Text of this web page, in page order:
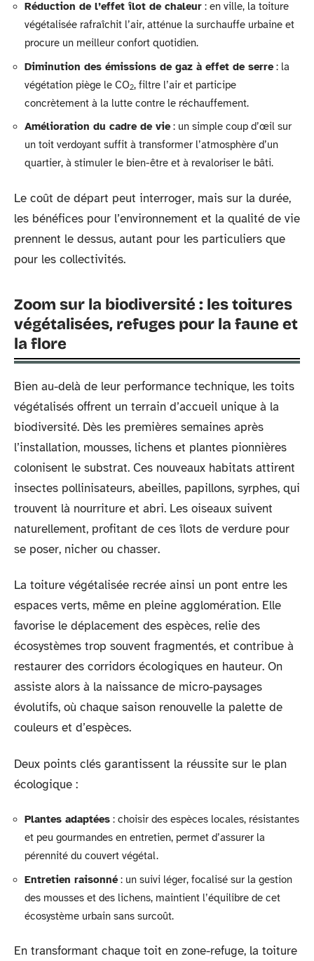
Réduction de l’effet îlot de chaleur : en ville, la toiture
végétalisée rafraîchit l’air, atténue la surchauffe urbaine et
procure un meilleur confort quotidien.
Diminution des émissions de gaz à effet de serre: la
végétation piège le CO2, filtre l’air et participe
concrètement à la lutte contre le réchauffement.
Amélioration du cadre de vie: un simple coup d’œil sur
un toit verdoyant suffit à transformer l’atmosphère d’un
quartier, à stimuler le bien-être et à revaloriser le bâti.
Le coût de départ peut interroger, mais sur la durée,
les bénéfices pour l’environnement et la qualité de vie
prennent le dessus, autant pour les particuliers que
pour les collectivités.
Zoom sur la biodiversité : les toitures
végétalisées, refuges pour la faune et
la flore
Bien au-delà de leur performance technique, les toits
végétalisés offrent un terrain d’accueil unique à la
biodiversité. Dès les premières semaines après
l’installation, mousses, lichens et plantes pionnières
colonisent le substrat. Ces nouveaux habitats attirent
insectes pollinisateurs, abeilles, papillons, syrphes, qui
trouvent là nourriture et abri. Les oiseaux suivent
naturellement, profitant de ces îlots de verdure pour
se poser, nicher ou chasser.
La toiture végétalisée recrée ainsi un pont entre les
espaces verts, même en pleine agglomération. Elle
favorise le déplacement des espèces, relie des
écosystèmes trop souvent fragmentés, et contribue à
restaurer des corridors écologiques en hauteur. On
assiste alors à la naissance de micro-paysages
évolutifs, où chaque saison renouvelle la palette de
couleurs et d’espèces.
Deux points clés garantissent la réussite sur le plan
écologique :
Plantes adaptées : choisir des espèces locales, résistantes
et peu gourmandes en entretien, permet d’assurer la
pérennité du couvert végétal.
Entretien raisonné: un suivi léger, focalisé sur la gestion
des mousses et des lichens, maintient l’équilibre de cet
écosystème urbain sans surcoût.
En transformant chaque toit en zone-refuge, la toiture